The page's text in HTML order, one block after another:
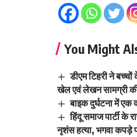
You Might
डीएम टिहरी ने
खेल एवं लेखन सामग्री
बाइक दुर्घटना में एक
हिंदू समाज पार्टी के
नृशंस हत्या, भगवा कपड़े